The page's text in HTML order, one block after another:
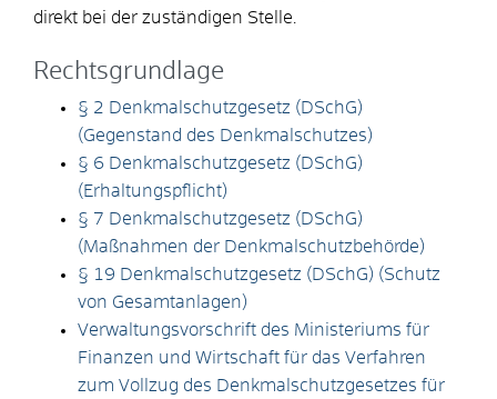
direkt bei der zuständigen Stelle.
Rechtsgrundlage
§ 2 Denkmalschutzgesetz (DSchG)
(Gegenstand des Denkmalschutzes)
§ 6 Denkmalschutzgesetz (DSchG)
(Erhaltungspflicht)
§ 7 Denkmalschutzgesetz (DSchG)
(Maßnahmen der Denkmalschutzbehörde)
§ 19 Denkmalschutzgesetz (DSchG) (Schutz
von Gesamtanlagen)
Verwaltungsvorschrift des Ministeriums für
Finanzen und Wirtschaft für das Verfahren
zum Vollzug des Denkmalschutzgesetzes für